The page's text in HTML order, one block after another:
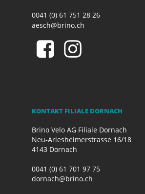
0041 (0) 61 751 28 26
aesch@brino.ch
KONTAKT FILIALE DORNACH
Brino Velo AG Filiale Dornach
Neu-Arlesheimerstrasse 16/18
4143 Dornach
0041 (0) 61 701 97 75
dornach@brino.ch